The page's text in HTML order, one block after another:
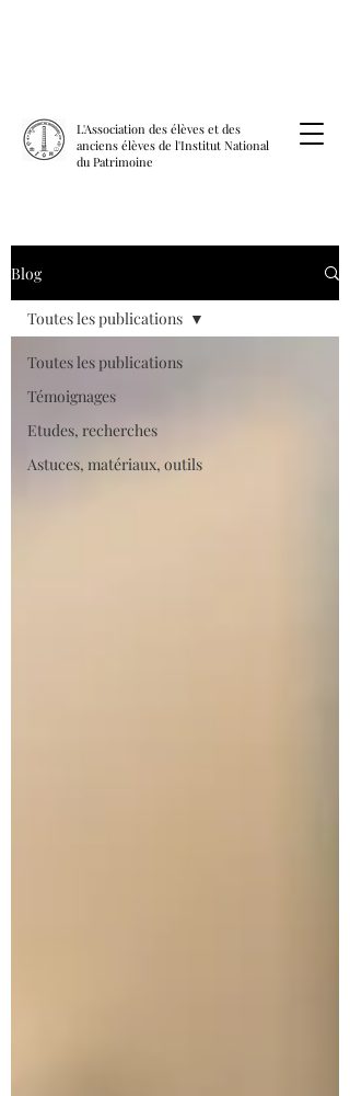
L'Association des élèves et des
anciens élèves de l'Institut National
du Patrimoine
Blog
Toutes les publications
Témoignages
Etudes, recherches
Astuces, matériaux, outils
Toutes les publications